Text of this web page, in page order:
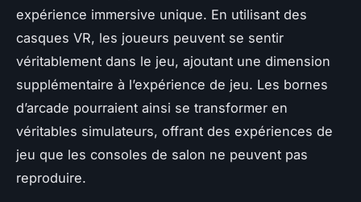
expérience immersive unique. En utilisant des
casques VR, les joueurs peuvent se sentir
véritablement dans le jeu, ajoutant une dimension
supplémentaire à l’expérience de jeu. Les bornes
d’arcade pourraient ainsi se transformer en
véritables simulateurs, offrant des expériences de
jeu que les consoles de salon ne peuvent pas
reproduire.